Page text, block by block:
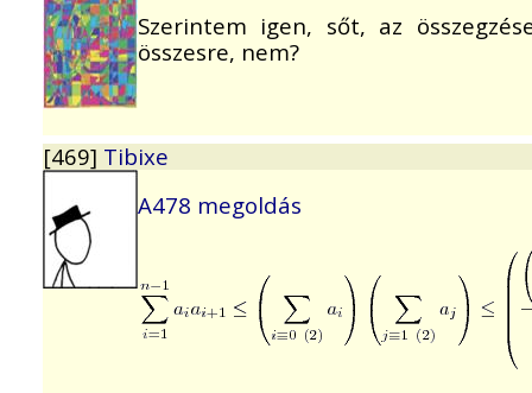
Szerintem igen, sőt, az
összesre, nem?
[469] Tibixe
A478 megoldás